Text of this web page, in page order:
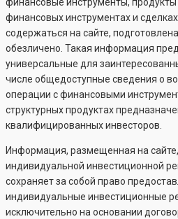
финансовых инструментах и
содержаться на сайте,
обезличено. Такая информация
универсальные для
числе общедоступные сведения о
операции с финансовыми
структурных продуктах
квалифицированных инвесторов.
Информация, размещенная на
индивидуальной инвестиционной
сохраняет за собой право
индивидуальные инвестиционные
исключительно на основании